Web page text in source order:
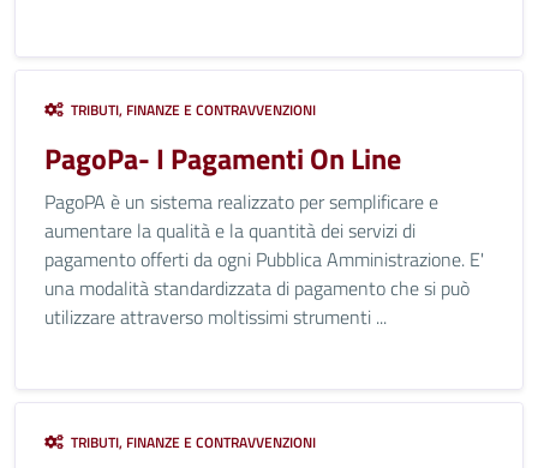
TRIBUTI, FINANZE E CONTRAVVENZIONI
PagoPa- I Pagamenti On Line
PagoPA è un sistema realizzato per semplificare e
aumentare la qualità e la quantità dei servizi di
pagamento offerti da ogni Pubblica Amministrazione. E'
una modalità standardizzata di pagamento che si può
utilizzare attraverso moltissimi strumenti ...
TRIBUTI, FINANZE E CONTRAVVENZIONI